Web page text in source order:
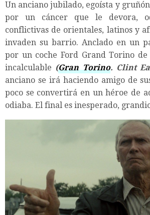
Un anciano jubilado, egoísta y
por un cáncer que le devora,
conflictivas de orientales, latinos y
invaden su barrio. Anclado en un
por un coche Ford Grand Torino
incalculable (Gran Torino. Clint
anciano se irá haciendo amigo de
poco se convertirá en un héroe de
odiaba. El final es inesperado,